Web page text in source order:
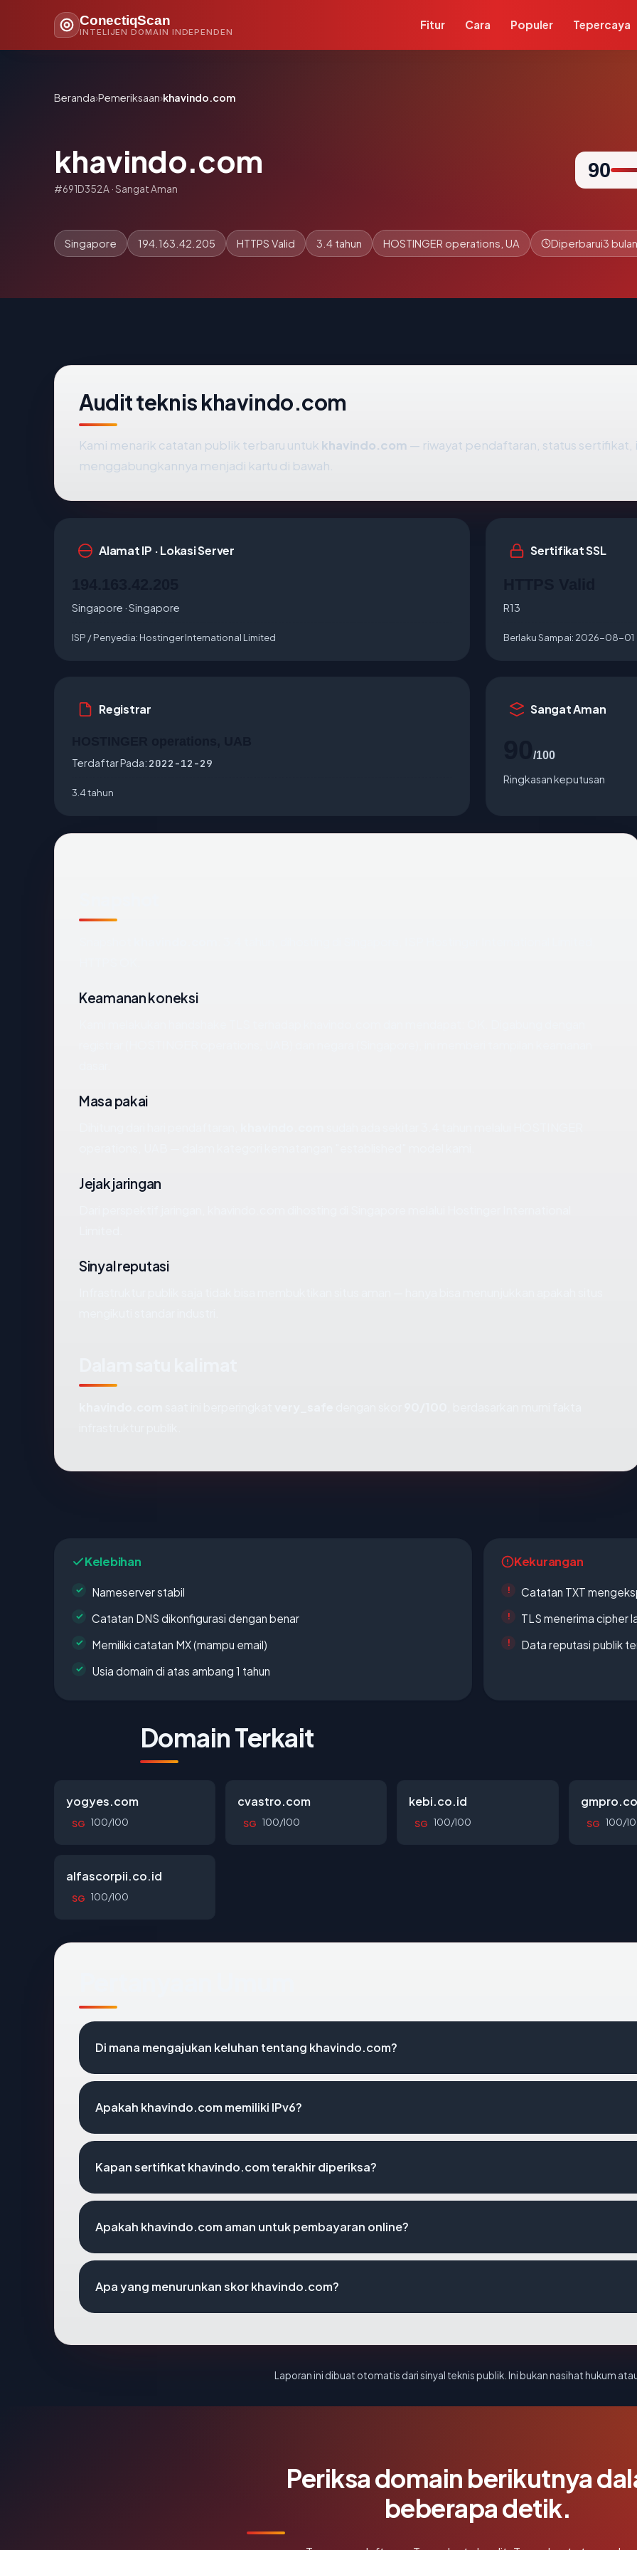
ConectiqScan
INTELIJEN DOMAIN INDEPENDEN
Fitur Cara Populer Tepercaya
Beranda›Pemeriksaan›khavindo.com
khavindo.com
#691D352A · Sangat Aman
90
Singapore 194.163.42.205 HTTPS Valid 3.4 tahun HOSTINGER operations, UA Diperbarui3
Audit teknis khavindo.com
Kami menarik catatan publik terbaru untuk khavindo.com — riwayat pendaftaran, status
menggabungkannya menjadi kartu di bawah.
Alamat IP · Lokasi Server
Singapore · Singapore
ISP / Penyedia: Hostinger International Limited
Sertifikat SSL
R13
Berlaku Sampai: 2026-08-01
Registrar
Terdaftar Pada: 2022-12-29
3.4 tahun
Sangat Aman
/100
Ringkasan keputusan
Keamanan koneksi
Masa pakai
Jejak jaringan
Sinyal reputasi
Kelebihan
Nameserver stabil
Catatan DNS dikonfigurasi dengan benar
Memiliki catatan MX (mampu email)
Usia domain di atas ambang 1 tahun
Kekurangan
Catatan TXT
TLS menerima cipher
Data reputasi publik
Domain Terkait
yogyes.com
SG 100/100
cvastro.com
SG 100/100
kebi.co.id
SG 100/100 SG 100/
alfascorpii.co.id
SG 100/100
Di mana mengajukan keluhan tentang khavindo.com?
Apakah khavindo.com memiliki IPv6?
Kapan sertifikat khavindo.com terakhir diperiksa?
Apakah khavindo.com aman untuk pembayaran online?
Apa yang menurunkan skor khavindo.com?
Laporan ini dibuat otomatis dari sinyal teknis publik. Ini bukan nasihat hukum
Periksa domain berikutnya
beberapa detik.